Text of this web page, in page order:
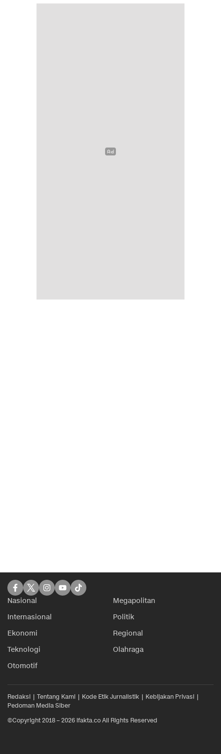
Nasional
Megapolitan
Internasional
Politik
Ekonomi
Regional
Teknologi
Olahraga
Otomotif
Redaksi Tentang Kami Kode Etik Jurnalistik
Kebijakan Privasi
Pedoman Media Siber
©Copyright 2018 – 2026 ifakta.co All Rights Reserved